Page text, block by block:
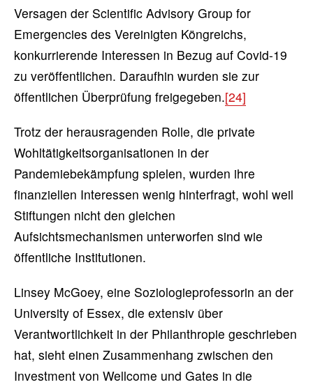
Versagen der Scientific Advisory Group for
Emergencies des Vereinigten Köngreichs,
konkurrierende Interessen in Bezug auf Covid-19
zu veröffentlichen. Daraufhin wurden sie zur
öffentlichen Überprüfung freigegeben.[24]
Trotz der herausragenden Rolle, die private
Wohltätigkeitsorganisationen in der
Pandemiebekämpfung spielen, wurden ihre
finanziellen Interessen wenig hinterfragt, wohl weil
Stiftungen nicht den gleichen
Aufsichtsmechanismen unterworfen sind wie
öffentliche Institutionen.
Linsey McGoey, eine Soziologieprofessorin an der
University of Essex, die extensiv über
Verantwortlichkeit in der Philanthropie geschrieben
hat, sieht einen Zusammenhang zwischen den
Investment von Wellcome und Gates in die